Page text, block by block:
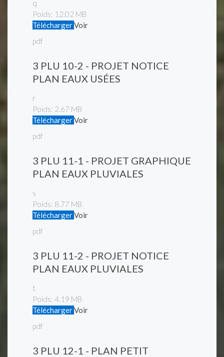
q
Poids: 12.02 MB
TéléchargerVoir
pdf
3 PLU 10-2 - PROJET NOTICE
PLAN EAUX USÉES
r
Poids: 2.67 MB
TéléchargerVoir
pdf
3 PLU 11-1 - PROJET GRAPHIQUE
PLAN EAUX PLUVIALES
s
Poids: 8.77 MB
TéléchargerVoir
pdf
3 PLU 11-2 - PROJET NOTICE
PLAN EAUX PLUVIALES
t
Poids: 4.19 MB
TéléchargerVoir
pdf
3 PLU 12-1 - PLAN PETIT